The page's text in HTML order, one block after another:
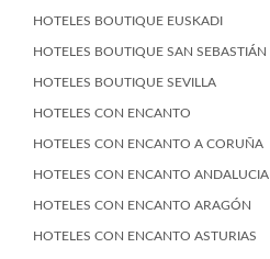
HOTELES BOUTIQUE EUSKADI
HOTELES BOUTIQUE SAN SEBASTIÁN
HOTELES BOUTIQUE SEVILLA
HOTELES CON ENCANTO
HOTELES CON ENCANTO A CORUÑA
HOTELES CON ENCANTO ANDALUCIA
HOTELES CON ENCANTO ARAGÓN
HOTELES CON ENCANTO ASTURIAS